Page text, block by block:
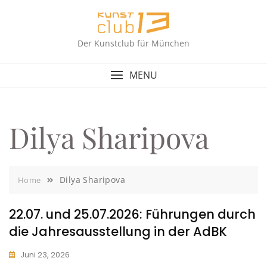
Der Kunstclub für München
MENU
Dilya Sharipova
Home Dilya Sharipova
22.07. und 25.07.2026: Führungen durch
die Jahresausstellung in der AdBK
Juni 23, 2026